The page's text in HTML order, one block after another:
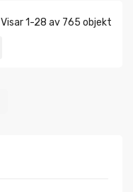
Visar 1-28 av 765 objekt